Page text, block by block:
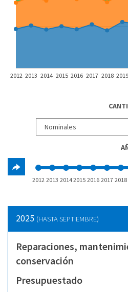
2012 2013 2014 2015 2016 2017 2018 2019
2012 2013 20142015 2016 2017 2018
2025 (HASTA SEPTIEMBRE)
Reparaciones,
conservación
Presupuestado